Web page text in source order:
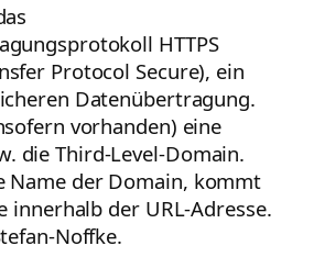
HTTPS
Protocol Secure), ein
Datenübertragung.
vorhanden) eine
die Third-Level-Domain.
Name der Domain, kommt
innerhalb der URL-Adresse.
Noffke.